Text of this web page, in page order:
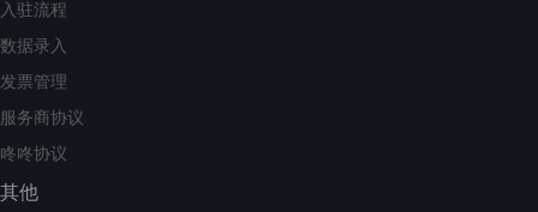
入驻流程
数据录入
发票管理
服务商协议
咚咚协议
其他